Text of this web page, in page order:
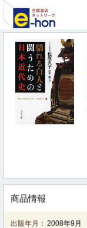
商品情報
出版年月： 2008年9月